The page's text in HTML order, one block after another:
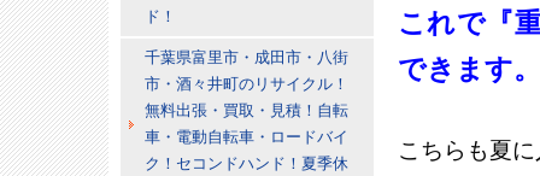
これで『
できます。
こちらも夏
ド！
千葉県富里市・成田市・八街
市・酒々井町のリサイクル！
無料出張・買取・見積！自転
車・電動自転車・ロードバイ
ク！セコンドハンド！夏季休